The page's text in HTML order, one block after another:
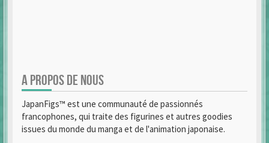
A PROPOS DE NOUS
JapanFigs™ est une communauté de passionnés
francophones, qui traite des figurines et autres goodies
issues du monde du manga et de l'animation japonaise.